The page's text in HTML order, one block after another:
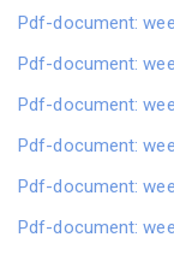
Pdf-document:
Pdf-document:
Pdf-document:
Pdf-document:
Pdf-document:
Pdf-document: